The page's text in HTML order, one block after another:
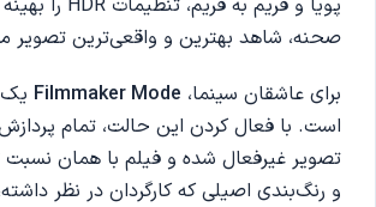
صحنه، شاهد بهترین و واقعی‌ترین تصویر
برای عاشقان سینما، Filmmaker Mode یک
است. با فعال کردن این حالت، تمام
تصویر غیرفعال شده و فیلم با همان نسبت
و رنگ‌بندی اصیلی که کارگردان در نظر